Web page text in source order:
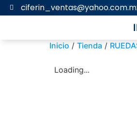
Inicio / Tienda /
Loading...